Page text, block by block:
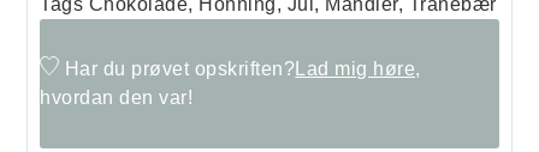
Har du prøvet opskriften? Lad mig høre,
hvordan den var!